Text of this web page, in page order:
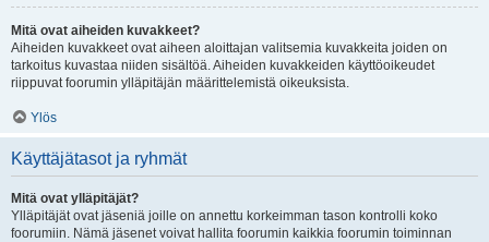
Mitä ovat aiheiden kuvakkeet?
Aiheiden kuvakkeet ovat aiheen aloittajan valitsemia kuvakkeita joiden on
tarkoitus kuvastaa niiden sisältöä. Aiheiden kuvakkeiden käyttöoikeudet
riippuvat foorumin ylläpitäjän määrittelemistä oikeuksista.
Ylös
Käyttäjätasot ja ryhmät
Mitä ovat ylläpitäjät?
Ylläpitäjät ovat jäseniä joille on annettu korkeimman tason kontrolli koko
foorumiin. Nämä jäsenet voivat hallita foorumin kaikkia foorumin toiminnan